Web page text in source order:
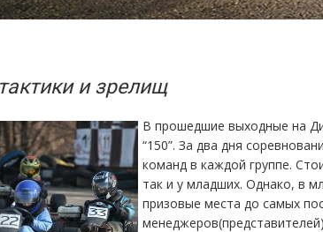
и зрелищ
В прошедшие выходные на
“150”. За два дня
команд в каждой группе.
так и у младших. Однако, в
призовые места до самых